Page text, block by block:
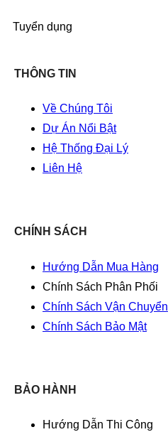
Tuyển dụng
THÔNG TIN
Về Chúng Tôi
Dự Án Nổi Bật
Hệ Thống Đại Lý
Liên Hệ
CHÍNH SÁCH
Hướng Dẫn Mua Hàng
Chính Sách Phân Phối
Chính Sách Vận Chuyển
Chính Sách Bảo Mật
BẢO HÀNH
Hướng Dẫn Thi Công